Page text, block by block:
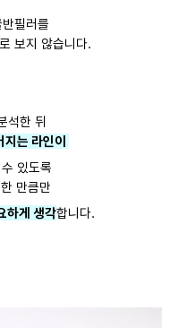
필러를
로 보지 않습니다.
석한 뒤
는 라인이
있도록
만큼만
하게 생각합니다.